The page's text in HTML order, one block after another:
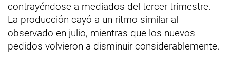
contrayéndose a mediados del tercer trimestre.
La producción cayó a un ritmo similar al
observado en julio, mientras que los nuevos
pedidos volvieron a disminuir considerablemente.